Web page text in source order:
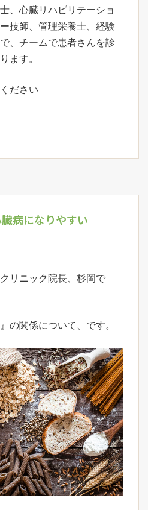
、心臓リハビリテーショ
技師、管理栄養士、経験
、チームで患者さんを診
ます。
ださい
病になりやすい
リニック院長、杉岡で
の関係について、です。